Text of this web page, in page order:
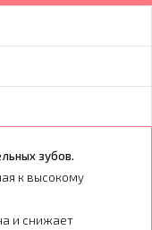
зубов.
к высокому
и снижает